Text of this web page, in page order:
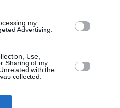
my
Advertising.
Use,
Sharing of my
with the
collected.
Bostonissa
lämpötila syyskuussa.
lämpötila
lämpötila